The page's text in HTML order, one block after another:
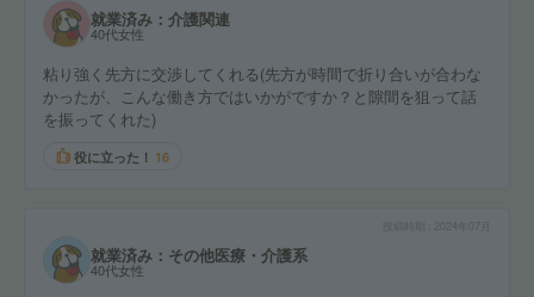
就業済み：介護関連
40代女性
粘り強く先方に交渉してくれる(先方が時間で折り合いが合わな
かったが、こんな働き方ではいかがですか？と隙間を狙って話
を振ってくれた)
役に立った！ 16
2024年07月
就業済み：その他医療・介護系
40代女性